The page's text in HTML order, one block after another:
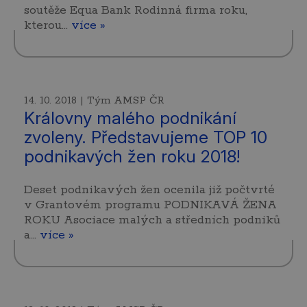
soutěže Equa Bank Rodinná firma roku,
kterou… více »
14. 10. 2018 | Tým AMSP ČR
Královny malého podnikání
zvoleny. Představujeme TOP 10
podnikavých žen roku 2018!
Deset podnikavých žen ocenila již počtvrté
v Grantovém programu PODNIKAVÁ ŽENA
ROKU Asociace malých a středních podniků
a… více »